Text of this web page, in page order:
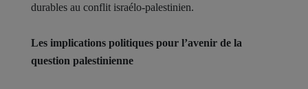
durables au conflit israélo-palestinien.
Les implications politiques pour l’avenir de la
question palestinienne